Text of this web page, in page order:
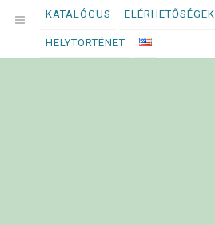
Megszakítás
OPEN
MENU
KATALÓGUS ELÉRHETŐSÉGEK
HELYTÖRTÉNET